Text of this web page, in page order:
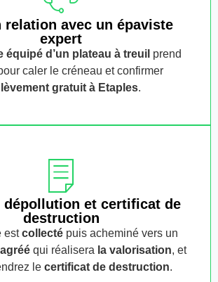
relation avec un épaviste
expert
équipé d’un plateau à treuil prend
caler le créneau et confirmer
gratuit à Etaples.
dépollution et certificat de
destruction
estcollecté puis acheminé vers un
qui réalisera la valorisation, et
le certificat de destruction.